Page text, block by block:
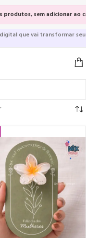
realizar pedidos.Mais
que vai transformar seu